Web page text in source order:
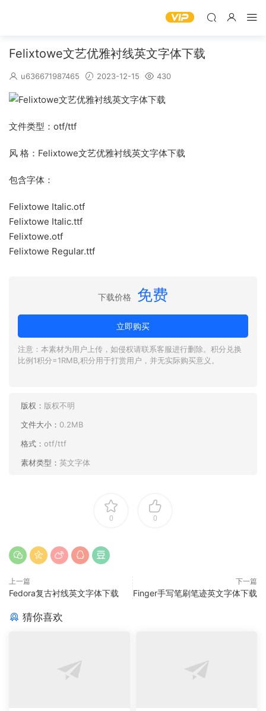
Felixtowe文艺优雅衬线英文字体下载
u636671987465 2023-12-15 430
文件类型：otf/ttf
风 格：Felixtowe文艺优雅衬线英文字体下载
包含字体：
Felixtowe Italic.otf
Felixtowe Italic.ttf
Felixtowe.otf
Felixtowe Regular.ttf
下载价格 免费
立即购买
注意：本素材为用户上传，如侵权请联系客服进行删除。积分兑换
比例1积分=1RMB,积分用于打赏用户，并无实际购买意义。
版权： 版权不明
文件大小： 0.2MB
格式： otf/ttf
素材类型： 英文字体
0 0
上一篇
Fedora复古衬线英文字体下载
下一篇
Finger手写笔刷笔迹英文字体下载
猜你喜欢